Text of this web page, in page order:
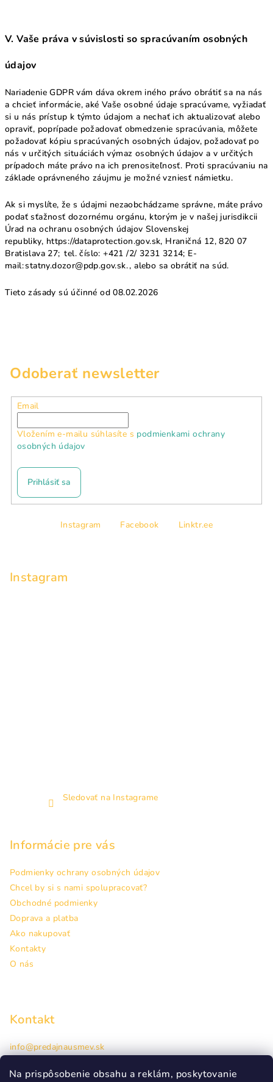
Na prispôsobenie obsahu a reklám, poskytovanie
V. Vaše práva v súvislosti so spracúvaním osobných
údajov
Nariadenie GDPR vám dáva okrem iného právo obrátiť sa na nás
a chcieť informácie, aké Vaše osobné údaje spracúvame, vyžiadať
si u nás prístup k týmto údajom a nechať ich aktualizovať alebo
opraviť, poprípade požadovať obmedzenie spracúvania, môžete
požadovať kópiu spracúvaných osobných údajov, požadovať po
nás v určitých situáciách výmaz osobných údajov a v určitých
prípadoch máte právo na ich prenositeľnosť. Proti spracúvaniu na
základe oprávneného záujmu je možné vzniesť námietku.
Ak si myslíte, že s údajmi nezaobchádzame správne, máte právo
podať sťažnosť dozornému orgánu, ktorým je v našej jurisdikcii
Úrad na ochranu osobných údajov Slovenskej
republiky, https://dataprotection.gov.sk, Hraničná 12, 820 07
Bratislava 27; tel. číslo: +421 /2/ 3231 3214; E-
mail:statny.dozor@pdp.gov.sk. , alebo sa obrátiť na súd.
Tieto zásady sú účinné od 08.02.2026
Odoberať newsletter
Email
Vložením e-mailu súhlasíte s podmienkami ochrany
osobných údajov
Prihlásiť sa
Instagram Facebook Linktr.ee
Instagram
Sledovať na Instagrame
Informácie pre vás
Podmienky ochrany osobných údajov
Chcel by si s nami spolupracovať?
Obchodné podmienky
Doprava a platba
Ako nakupovať
Kontakty
O nás
Kontakt
info@predajnausmev.sk
Hlavná 38, Prešov